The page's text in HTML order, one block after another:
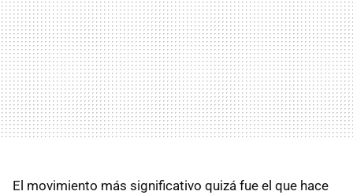
El movimiento más significativo quizá fue el que hace